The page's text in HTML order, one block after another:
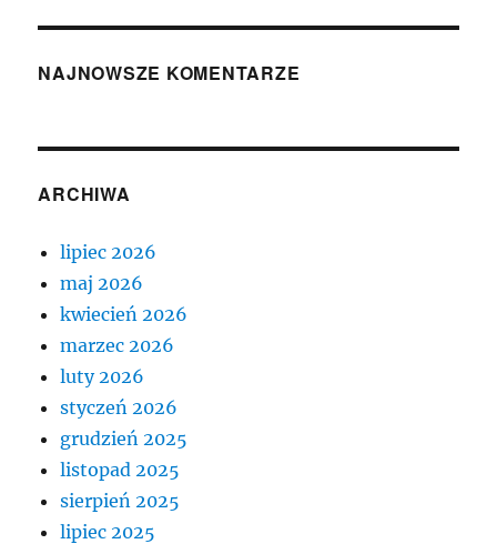
NAJNOWSZE KOMENTARZE
ARCHIWA
lipiec 2026
maj 2026
kwiecień 2026
marzec 2026
luty 2026
styczeń 2026
grudzień 2025
listopad 2025
sierpień 2025
lipiec 2025